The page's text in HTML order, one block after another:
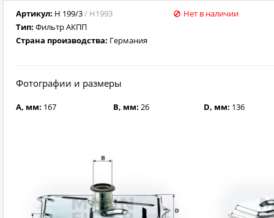
Артикул: H 199/3/ H1993
Тип: Фильтр АКПП
Страна производства: Германия
Нет в наличии
Фотографии и размеры
A, мм: 167 B, мм: 26 D, мм: 136